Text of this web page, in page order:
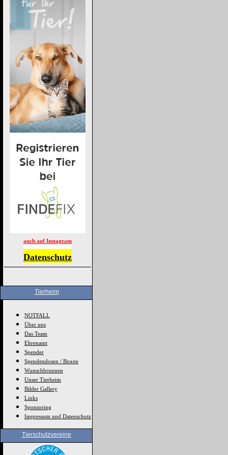
auch auf Instagram
Datenschutz
Tierheim
NOTFALL
Über uns
Das Team
Ehrenamt
Spender
Spendendosen / Boxen
Wunschbrunnen
Unser Tierheim
Bilder Gallery
Links
Sponsoring
Impressum und Datenschutz
Tierschutzvereine